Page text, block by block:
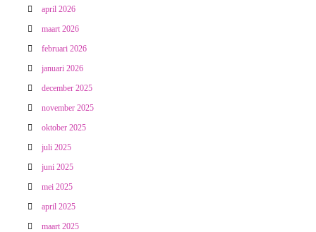
april 2026
maart 2026
februari 2026
januari 2026
december 2025
november 2025
oktober 2025
juli 2025
juni 2025
mei 2025
april 2025
maart 2025